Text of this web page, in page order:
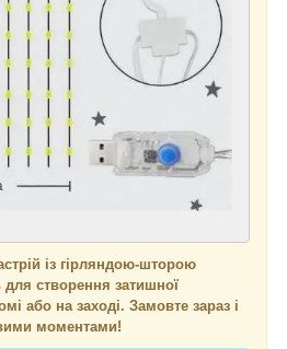
із гірляндою-шторою
створення затишної
або на заході. Замовте зараз і
моментами!